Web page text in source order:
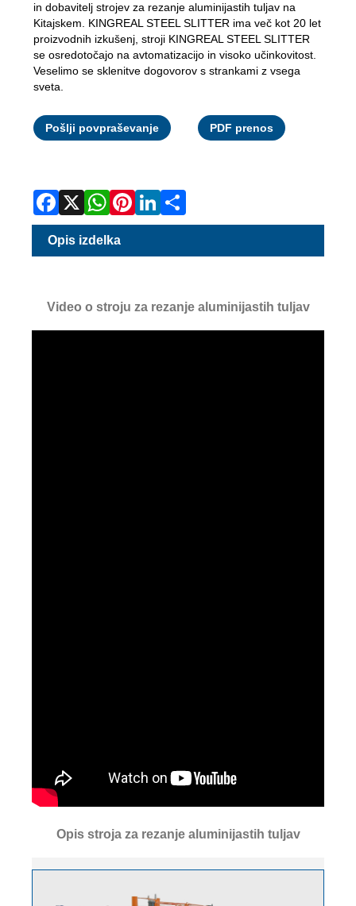
in dobavitelj strojev za rezanje aluminijastih tuljav na
Kitajskem. KINGREAL STEEL SLITTER ima več kot 20 let
proizvodnih izkušenj, stroji KINGREAL STEEL SLITTER
se osredotočajo na avtomatizacijo in visoko učinkovitost.
Veselimo se sklenitve dogovorov s strankami z vsega
sveta.
Pošlji povpraševanje PDF prenos
Opis izdelka
Video o stroju za rezanje aluminijastih tuljav
Opis stroja za rezanje aluminijastih tuljav